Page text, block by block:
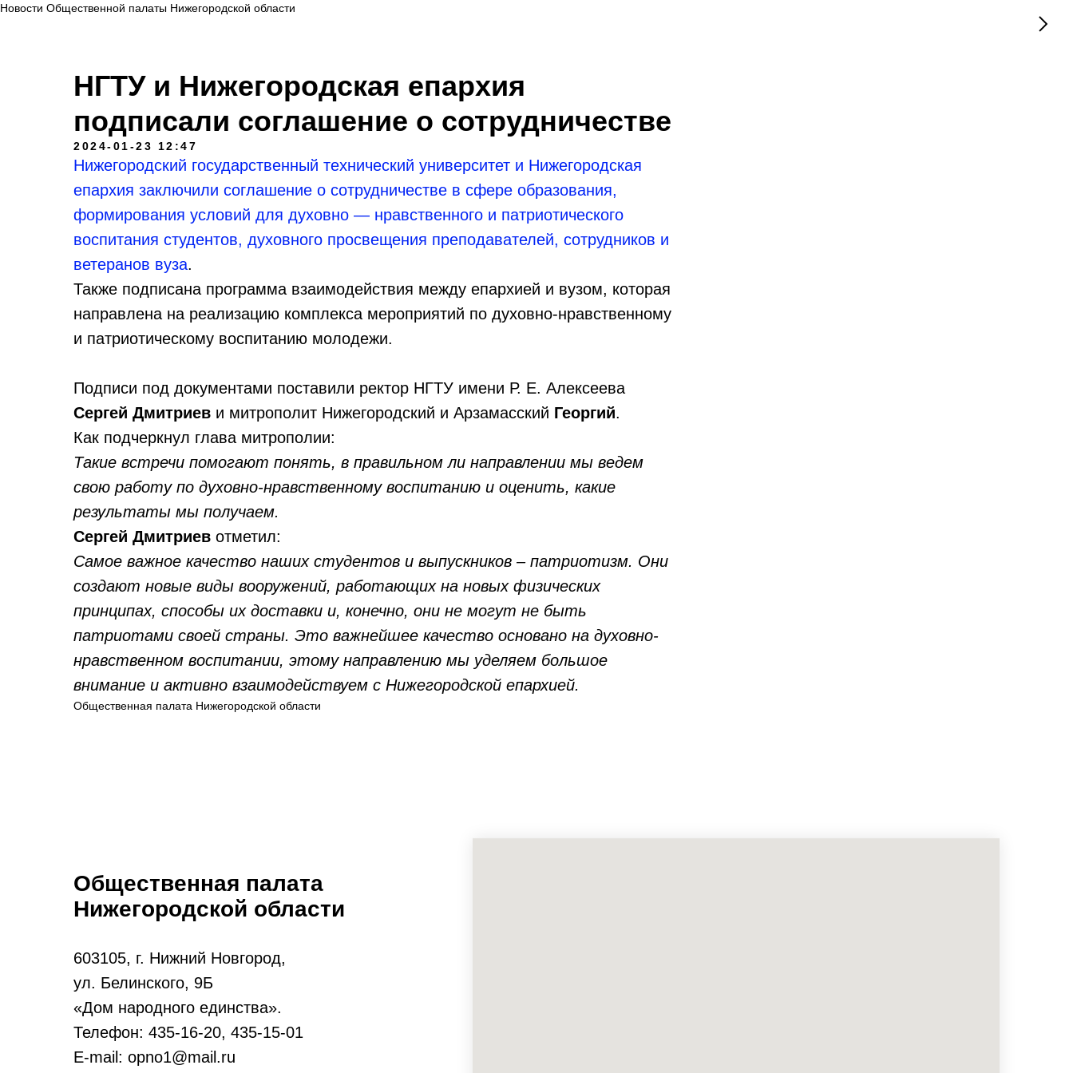
Новости Общественной палаты Нижегородской области
НГТУ и Нижегородская епархия
подписали соглашение о сотрудничестве
2024-01-23 12:47
Нижегородский государственный технический университет и Нижегородская
епархия заключили соглашение о сотрудничестве в сфере образования,
формирования условий для духовно — нравственного и патриотического
воспитания студентов, духовного просвещения преподавателей, сотрудников и
ветеранов вуза.
Также подписана программа взаимодействия между епархией и вузом, которая
направлена на реализацию комплекса мероприятий по духовно-нравственному
и патриотическому воспитанию молодежи.
Подписи под документами поставили ректор НГТУ имени Р. Е. Алексеева
Сергей Дмитриев и митрополит Нижегородский и Арзамасский Георгий.
Как подчеркнул глава митрополии:
Такие встречи помогают понять, в правильном ли направлении мы ведем
свою работу по духовно-нравственному воспитанию и оценить, какие
результаты мы получаем.
Сергей Дмитриев отметил:
Самое важное качество наших студентов и выпускников – патриотизм. Они
создают новые виды вооружений, работающих на новых физических
принципах, способы их доставки и, конечно, они не могут не быть
патриотами своей страны. Это важнейшее качество основано на духовно-
нравственном воспитании, этому направлению мы уделяем большое
внимание и активно взаимодействуем с Нижегородской епархией.
Общественная палата Нижегородской области
Общественная палата
Нижегородской области
603105, г. Нижний Новгород,
ул. Белинского, 9Б
«Дом народного единства».
Телефон: 435-16-20, 435-15-01
E-mail: opno1@mail.ru